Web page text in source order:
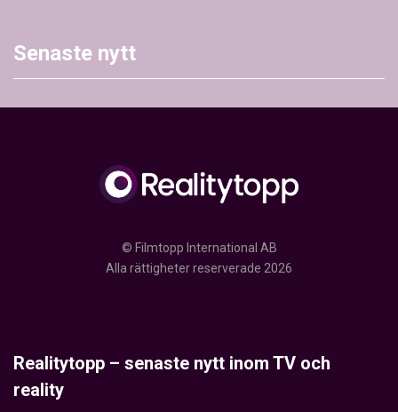
Senaste nytt
© Filmtopp International AB
Alla rättigheter reserverade 2026
Realitytopp – senaste nytt inom TV och
reality